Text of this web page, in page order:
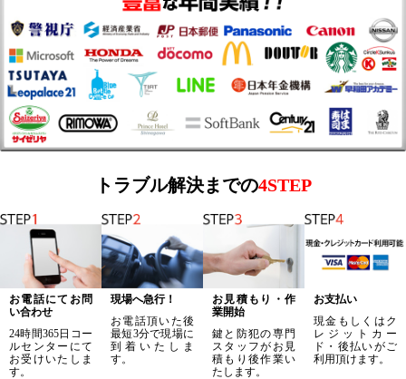
トラブル解決までの4STEP
お電話にてお問
い合わせ
24時間365日コー
ルセンターにて
お受けいたしま
す。
現場へ急行！
お電話頂いた後
最短3分で現場に
到着いたしま
す。
お見積もり・作
業開始
鍵と防犯の専門
スタッフがお見
積もり後作業い
たします。
お支払い
現金もしくはク
レジットカー
ド・後払いがご
利用頂けます。